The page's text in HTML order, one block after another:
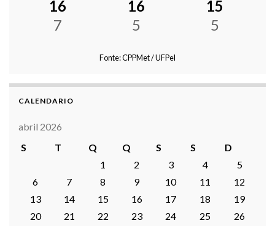
16
7
16
5
15
5
Fonte: CPPMet / UFPel
CALENDARIO
abril 2026
S
T Q Q S S
D
1
2 3 4
5
6
7 8 9 10 11
12
13
14 15 16 17 18
19
20
21 22 23 24 25
26